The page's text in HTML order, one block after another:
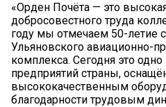
«Орден Почёта — это
добросовестного труда
году мы отмечаем 50-летие с
Ульяновского авиационно-
комплекса. Сегодня это
предприятий страны,
высококачественным
благодарности трудовым